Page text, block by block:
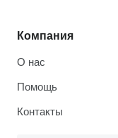
Компания
О нас
Помощь
Контакты